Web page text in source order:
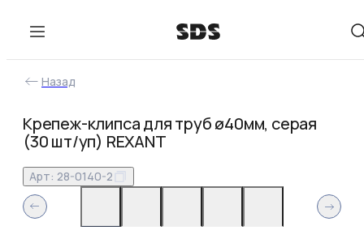
Назад
Крепеж-клипса для труб ø40мм, серая
(30 шт/уп) REXANT
Арт: 28-0140-2